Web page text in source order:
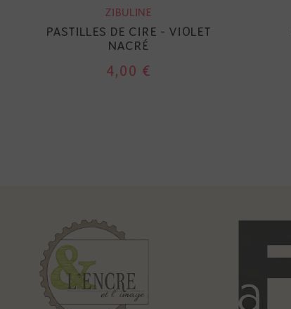
ZIBULINE
PASTILLES DE CIRE - VIOLET
NACRÉ
4,00 €